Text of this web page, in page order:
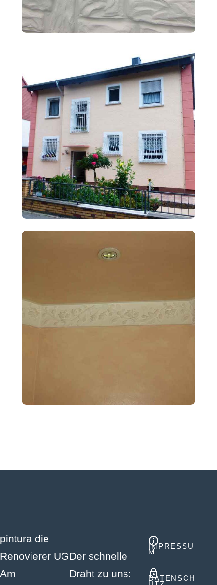
pintura die
Renovierer UG
Am
Der schnelle
Draht zu uns:
IMPRESSU
M
DATENSCH